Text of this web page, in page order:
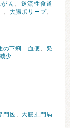
がん 、 逆流性食道
、 大腸ポリープ、
の下痢 、 血便、発
少
門医 、大腸肛門病